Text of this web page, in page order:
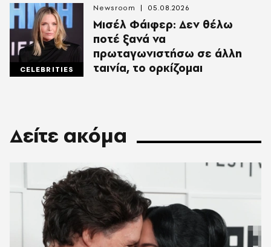
CELEBRITIES
Μισέλ Φάιφερ: Δεν θέλω
ποτέ ξανά να
πρωταγωνιστήσω σε άλλη
ταινία, το ορκίζομαι
Newsroom 05.08.2026
Δείτε ακόμα